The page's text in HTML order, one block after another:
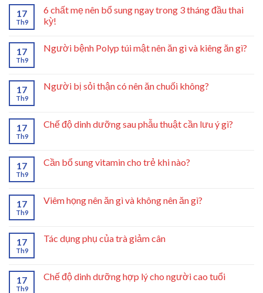
17
Th9
6 chất mẹ nên bổ sung ngay trong 3 tháng đầu thai
kỳ!
17
Th9
Người bệnh Polyp túi mật nên ăn gì và kiêng ăn gì?
17
Th9
Người bị sỏi thận có nên ăn chuối không?
17
Th9
Chế độ dinh dưỡng sau phẫu thuật cần lưu ý gì?
17
Th9
Cần bổ sung vitamin cho trẻ khi nào?
17
Th9
Viêm họng nên ăn gì và không nên ăn gì?
17
Th9
Tác dụng phụ của trà giảm cân
17
Th9
Chế độ dinh dưỡng hợp lý cho người cao tuổi